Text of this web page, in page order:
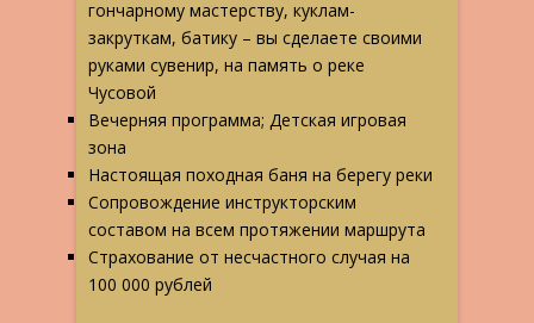
гончарному мастерству, куклам-
закруткам, батику – вы сделаете своими
руками сувенир, на память о реке
Чусовой
Вечерняя программа; Детская игровая
зона
Настоящая походная баня на берегу реки
Сопровождение инструкторским
составом на всем протяжении маршрута
Страхование от несчастного случая на
100 000 рублей